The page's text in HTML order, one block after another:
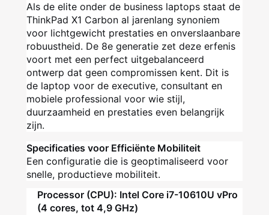
Als de elite onder de business laptops staat de
ThinkPad X1 Carbon al jarenlang synoniem
voor lichtgewicht prestaties en onverslaanbare
robuustheid. De 8e generatie zet deze erfenis
voort met een perfect uitgebalanceerd
ontwerp dat geen compromissen kent. Dit is
de laptop voor de executive, consultant en
mobiele professional voor wie stijl,
duurzaamheid en prestaties even belangrijk
zijn.
Specificaties voor Efficiënte Mobiliteit
Een configuratie die is geoptimaliseerd voor
snelle, productieve mobiliteit.
Processor (CPU): Intel Core i7-10610U vPro
(4 cores, tot 4,9 GHz)